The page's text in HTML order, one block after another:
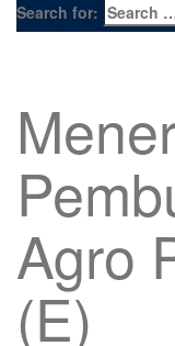
Search for:
Agro
(E)